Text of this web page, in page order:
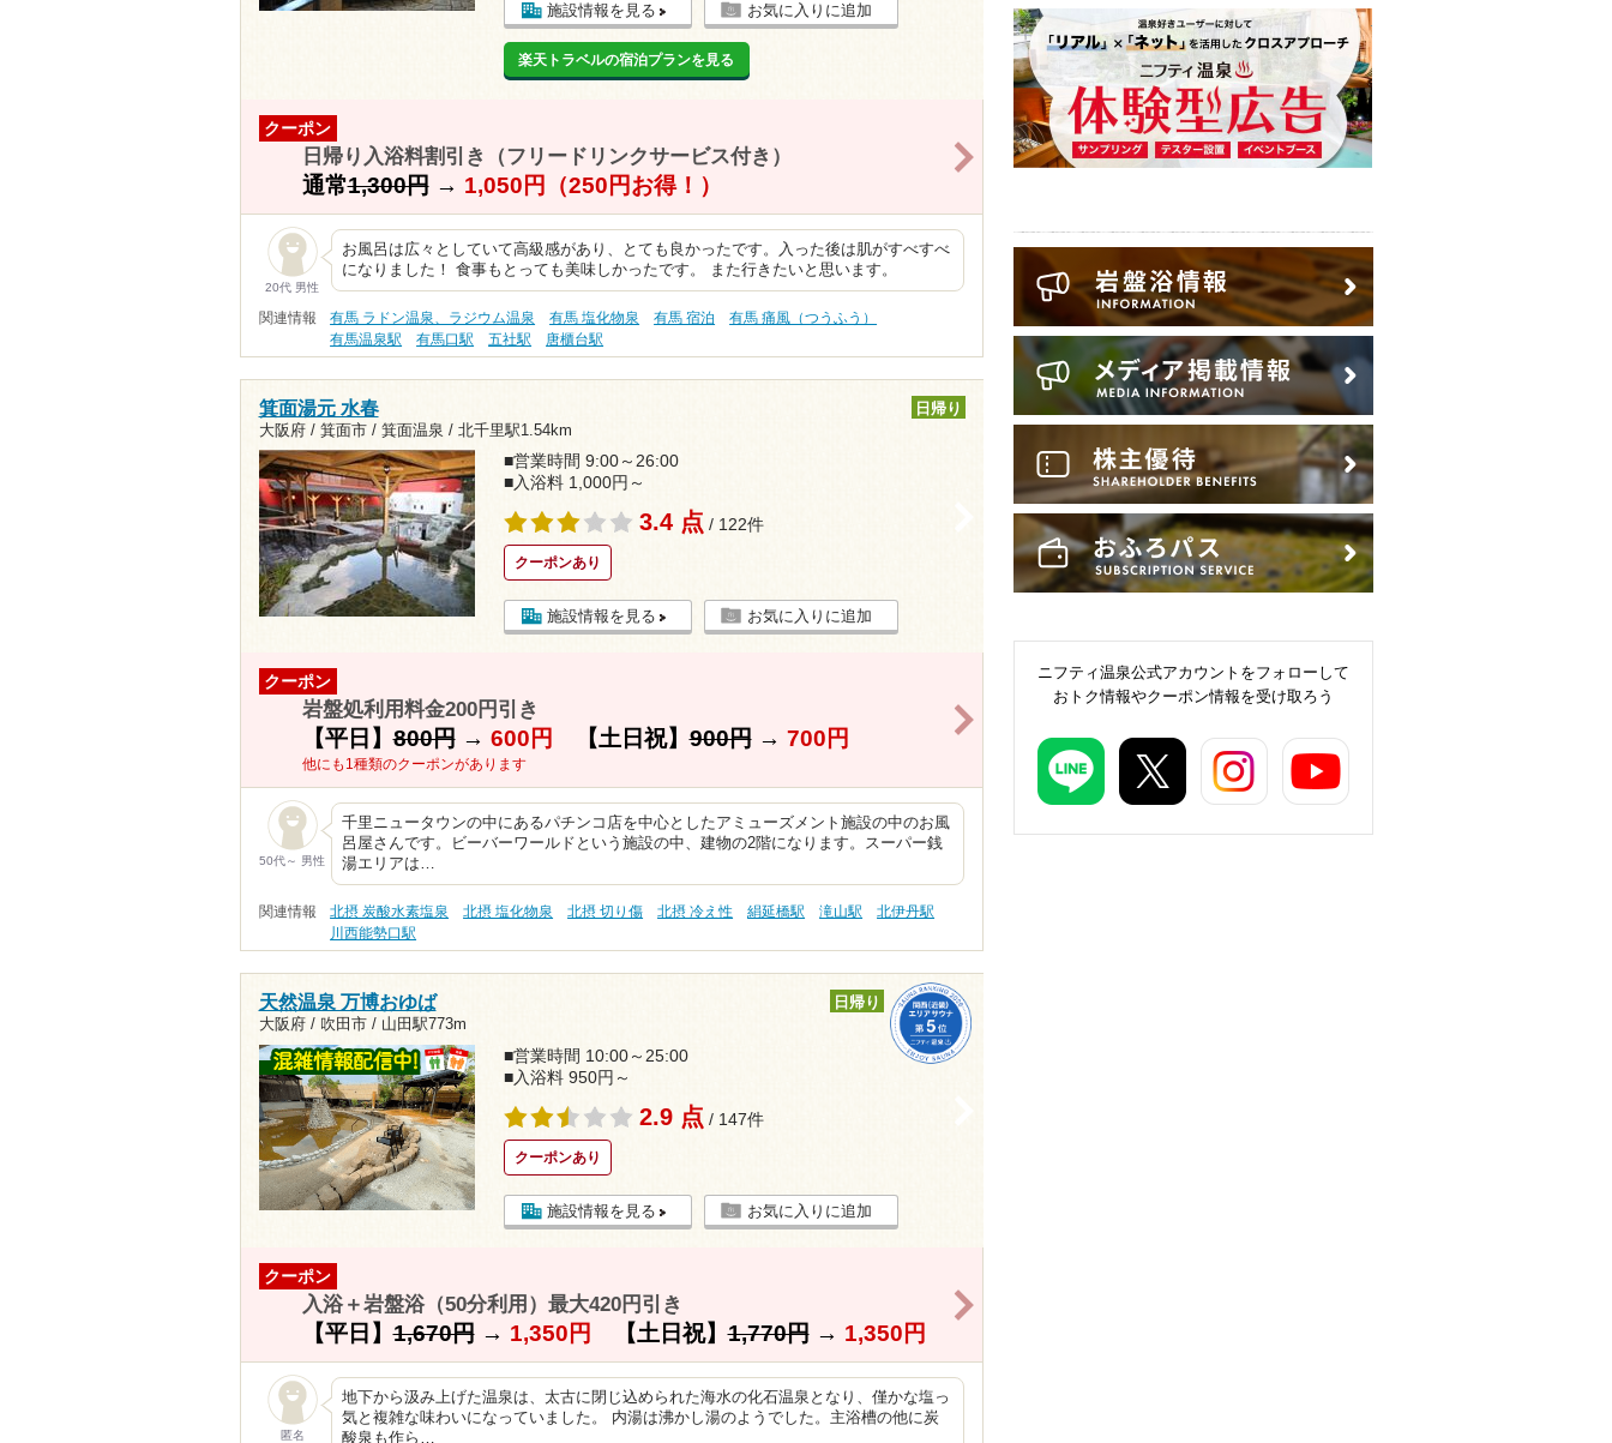
施設情報を見る お気に入りに追加
楽天トラベルの宿泊プランを見る
クーポン
日帰り入浴料割引き（フリードリンクサービス付き）
通常1,300円→ 1,050円（250円お得！）
20代 男性
お風呂は広々としていて高級感があり、とても良かったです。入った後は肌がすべすべ
になりました！ 食事もとっても美味しかったです。 また行きたいと思います。
関連情報 有馬 ラドン温泉、ラジウム温泉 有馬 塩化物泉 有馬 宿泊
有馬 痛風（つうふう）
有馬温泉駅
有馬口駅 五社駅 唐櫃台駅
箕面湯元 水春
大阪府 / 箕面市 / 箕面温泉 / 北千里駅1.54km
日帰り
■営業時間 9:00～26:00
■入浴料 1,000円～
3.4 点 / 122件
クーポンあり
施設情報を見る お気に入りに追加
クーポン
岩盤処利用料金200円引き
【平日】800円→ 600円 【土日祝】900円→ 700円
他にも1種類のクーポンがあります
50代～ 男性
千里ニュータウンの中にあるパチンコ店を中心としたアミューズメント施設の中のお風
呂屋さんです。ビーバーワールドという施設の中、建物の2階になります。スーパー銭
湯エリアは…
関連情報 北摂 炭酸水素塩泉 北摂 塩化物泉 北摂 切り傷 北摂 冷え性 絹延橋駅 滝山駅
北伊丹駅
川西能勢口駅
天然温泉 万博おゆば
大阪府 / 吹田市 / 山田駅773m
日帰り
■営業時間 10:00～25:00
■入浴料 950円～
2.9 点 / 147件
クーポンあり
施設情報を見る お気に入りに追加
クーポン
入浴＋岩盤浴（50分利用）最大420円引き
【平日】1,670円→ 1,350円 【土日祝】1,770円→ 1,350円
匿名
地下から汲み上げた温泉は、太古に閉じ込められた海水の化石温泉となり、僅かな塩っ
気と複雑な味わいになっていました。 内湯は沸かし湯のようでした。主浴槽の他に炭
酸泉も作ら…
ニフティ温泉公式アカウントをフォローして
おトク情報やクーポン情報を受け取ろう